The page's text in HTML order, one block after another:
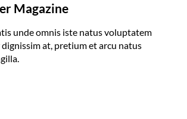
Magazine
unde omnis iste natus voluptatem
at, pretium et arcu natus